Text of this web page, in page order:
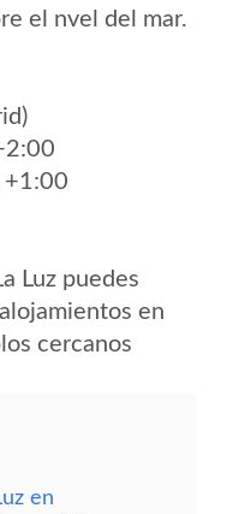
el nvel del mar.
+1:00
Luz puedes
en
cercanos
en